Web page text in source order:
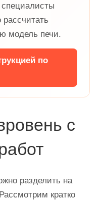
рассчитать
модель печи.
по
с
разделить на
кратко